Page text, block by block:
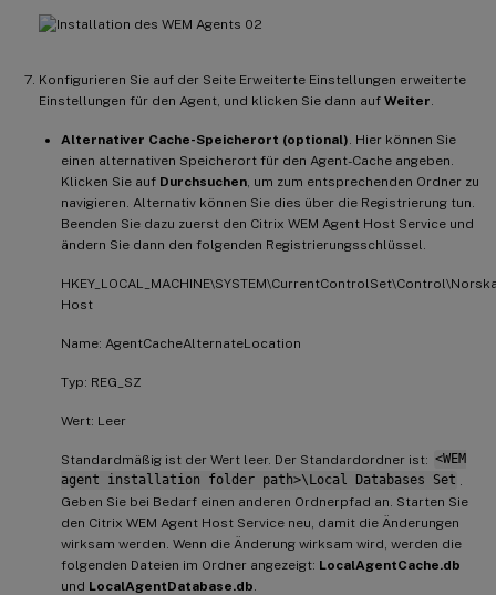
Konfigurieren Sie auf der Seite Erweiterte Einstellungen erweiterte
Einstellungen für den Agent, und klicken Sie dann auf Weiter
Alternativer Cache-Speicherort (optional) . Hier können Sie
einen alternativen Speicherort für den Agent-Cache angeben.
Klicken Sie auf Durchsuchen , um zum entsprechenden Ordner zu
navigieren. Alternativ können Sie dies über die Registrierung tun.
Beenden Sie dazu zuerst den Citrix WEM Agent Host Service und
ändern Sie dann den folgenden Registrierungsschlüssel.
Host
Name: AgentCacheAlternateLocation
Typ: REG_SZ
Wert: Leer
Standardmäßig ist der Wert leer. Der Standardordner ist: <WEM
agent installation folder path>\Local Databases Set
Geben Sie bei Bedarf einen anderen Ordnerpfad an. Starten Sie
den Citrix WEM Agent Host Service neu, damit die Änderungen
wirksam werden. Wenn die Änderung wirksam wird, werden die
folgenden Dateien im Ordner angezeigt: LocalAgentCache.db
und LocalAgentDatabase.db